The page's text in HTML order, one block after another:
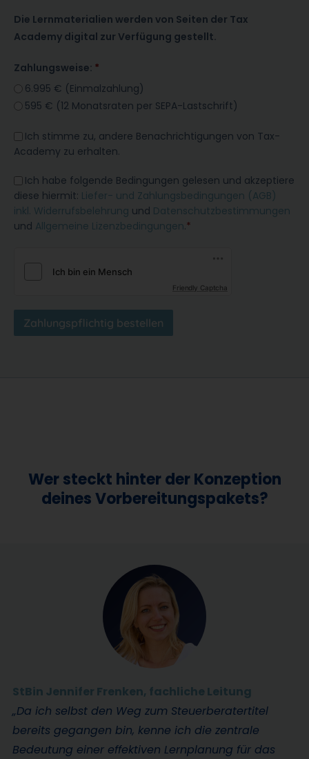
Die Lernmaterialien werden von Seiten der Tax
Academy digital zur Verfügung gestellt.
Zahlungsweise:
6.995 € (Einmalzahlung)
595 € (12 Monatsraten per SEPA-Lastschrift)
Ich stimme zu, andere Benachrichtigungen von Tax-
Academy zu erhalten.
Ich habe folgende Bedingungen gelesen und akzeptiere
diese hiermit: Liefer- und Zahlungsbedingungen (AGB)
inkl. Widerrufsbelehrung und Datenschutzbestimmungen
und Allgemeine Lizenzbedingungen.*
Friendly Captcha
Zahlungspflichtig bestellen
Wer steckt hinter der Konzeption
deines Vorbereitungspakets?
StBin Jennifer Frenken, fachliche Leitung
„Da ich selbst den Weg zum Steuerberatertitel
bereits gegangen bin, kenne ich die zentrale
Bedeutung einer effektiven Lernplanung für das